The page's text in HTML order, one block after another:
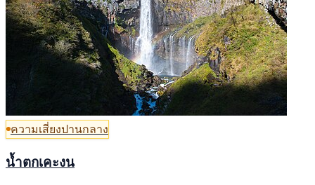
ความเสี่ยงปานกลาง
น้ำตกเคะงน